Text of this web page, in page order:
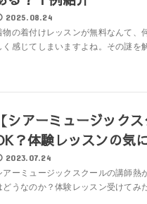
2025.08.24
物の着付けレッスンが無料なんて、
く感じてしまいますよね。その謎を
シアーミュージック
？体験レッスンの気
2023.07.24
アーミュージックスクールの講師熱
どうなのか？体験レッスン受けてみ